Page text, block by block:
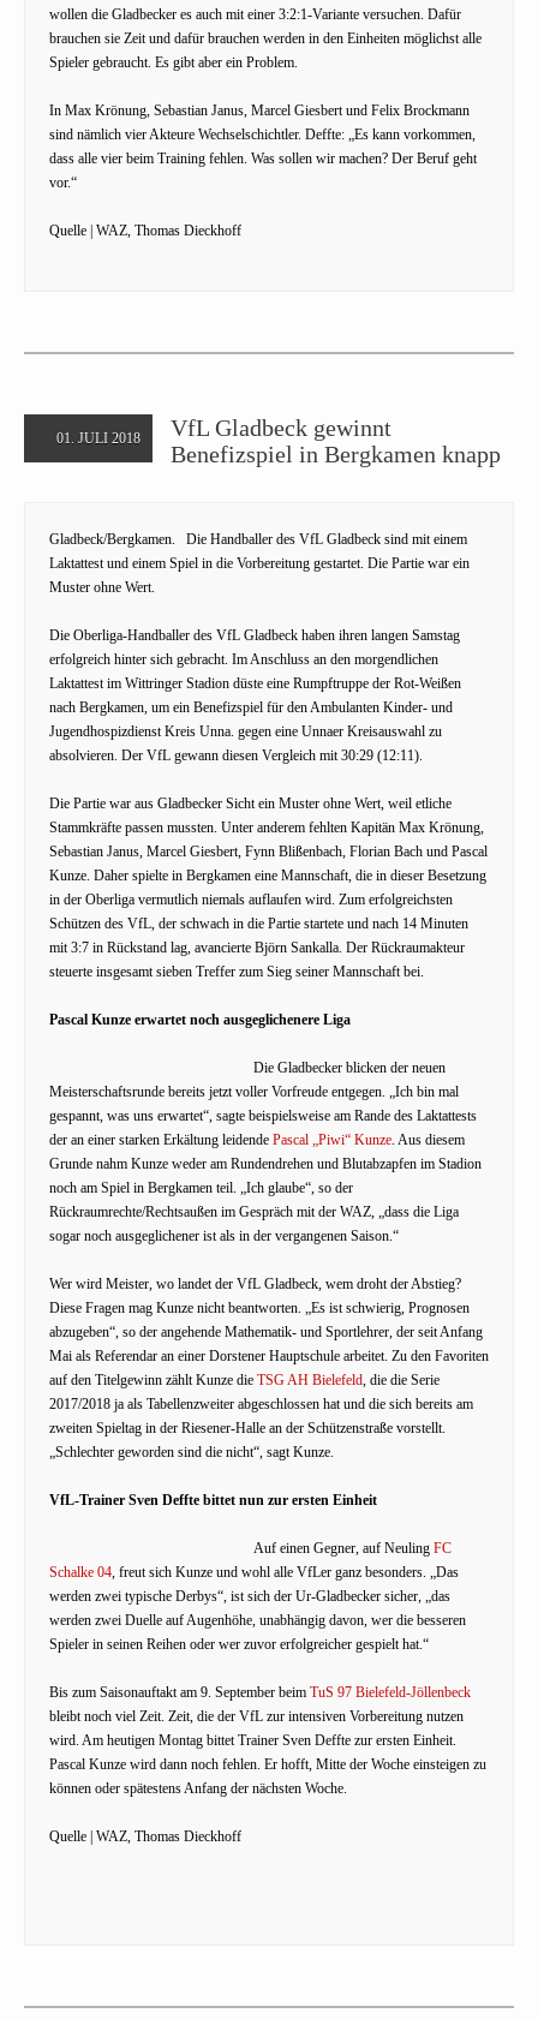
wollen die Gladbecker es auch mit einer 3:2:1-Variante versuchen. Dafür
brauchen sie Zeit und dafür brauchen werden in den Einheiten möglichst alle
Spieler gebraucht. Es gibt aber ein Problem.
In Max Krönung, Sebastian Janus, Marcel Giesbert und Felix Brockmann
sind nämlich vier Akteure Wechselschichtler. Deffte: „Es kann vorkommen,
dass alle vier beim Training fehlen. Was sollen wir machen? Der Beruf geht
vor.“
Quelle | WAZ, Thomas Dieckhoff
01. JULI 2018
VfL Gladbeck gewinnt
Benefizspiel in Bergkamen knapp
Gladbeck/Bergkamen. Die Handballer des VfL Gladbeck sind mit einem
Laktattest und einem Spiel in die Vorbereitung gestartet. Die Partie war ein
Muster ohne Wert.
Die Oberliga-Handballer des VfL Gladbeck haben ihren langen Samstag
erfolgreich hinter sich gebracht. Im Anschluss an den morgendlichen
Laktattest im Wittringer Stadion düste eine Rumpftruppe der Rot-Weißen
nach Bergkamen, um ein Benefizspiel für den Ambulanten Kinder- und
Jugendhospizdienst Kreis Unna. gegen eine Unnaer Kreisauswahl zu
absolvieren. Der VfL gewann diesen Vergleich mit 30:29 (12:11).
Die Partie war aus Gladbecker Sicht ein Muster ohne Wert, weil etliche
Stammkräfte passen mussten. Unter anderem fehlten Kapitän Max Krönung,
Sebastian Janus, Marcel Giesbert, Fynn Blißenbach, Florian Bach und Pascal
Kunze. Daher spielte in Bergkamen eine Mannschaft, die in dieser Besetzung
in der Oberliga vermutlich niemals auflaufen wird. Zum erfolgreichsten
Schützen des VfL, der schwach in die Partie startete und nach 14 Minuten
mit 3:7 in Rückstand lag, avancierte Björn Sankalla. Der Rückraumakteur
steuerte insgesamt sieben Treffer zum Sieg seiner Mannschaft bei.
Pascal Kunze erwartet noch ausgeglichenere Liga
Die Gladbecker blicken der neuen
Meisterschaftsrunde bereits jetzt voller Vorfreude entgegen. „Ich bin mal
gespannt, was uns erwartet“, sagte beispielsweise am Rande des Laktattests
der an einer starken Erkältung leidende Pascal „Piwi“ Kunze . Aus diesem
Grunde nahm Kunze weder am Rundendrehen und Blutabzapfen im Stadion
noch am Spiel in Bergkamen teil. „Ich glaube“, so der
Rückraumrechte/Rechtsaußen im Gespräch mit der WAZ, „dass die Liga
sogar noch ausgeglichener ist als in der vergangenen Saison.“
Wer wird Meister, wo landet der VfL Gladbeck, wem droht der Abstieg?
Diese Fragen mag Kunze nicht beantworten. „Es ist schwierig, Prognosen
abzugeben“, so der angehende Mathematik- und Sportlehrer, der seit Anfang
Mai als Referendar an einer Dorstener Hauptschule arbeitet. Zu den Favoriten
auf den Titelgewinn zählt Kunze die TSG AH Bielefeld , die die Serie
2017/2018 ja als Tabellenzweiter abgeschlossen hat und die sich bereits am
zweiten Spieltag in der Riesener-Halle an der Schützenstraße vorstellt.
„Schlechter geworden sind die nicht“, sagt Kunze.
VfL-Trainer Sven Deffte bittet nun zur ersten Einheit
Auf einen Gegner, auf Neuling FC
Schalke 04 , freut sich Kunze und wohl alle VfLer ganz besonders. „Das
werden zwei typische Derbys“, ist sich der Ur-Gladbecker sicher, „das
werden zwei Duelle auf Augenhöhe, unabhängig davon, wer die besseren
Spieler in seinen Reihen oder wer zuvor erfolgreicher gespielt hat.“
Bis zum Saisonauftakt am 9. September beim TuS 97 Bielefeld-Jöllenbeck
bleibt noch viel Zeit. Zeit, die der VfL zur intensiven Vorbereitung nutzen
wird. Am heutigen Montag bittet Trainer Sven Deffte zur ersten Einheit.
Pascal Kunze wird dann noch fehlen. Er hofft, Mitte der Woche einsteigen zu
können oder spätestens Anfang der nächsten Woche.
Quelle | WAZ, Thomas Dieckhoff